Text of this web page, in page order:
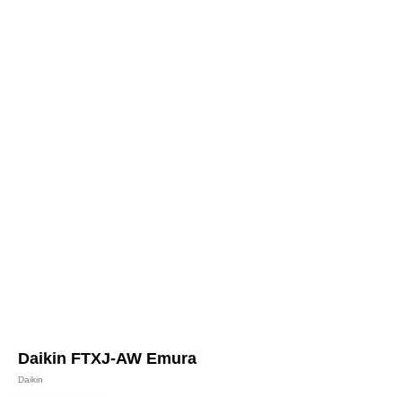
Daikin FTXJ-AW Emura
Daikin